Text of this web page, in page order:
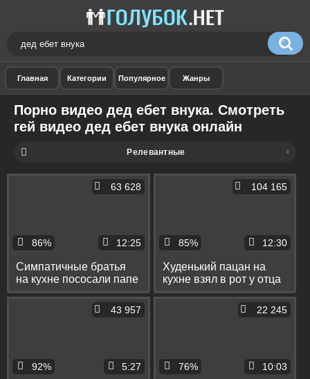
Порно видео дед ебет внука. Смотреть
гей видео дед ебет внука онлайн
Релевантные
86%
63 628
12:25
Симпатичные братья
на кухне пососали папе
и деду и поеблись с
85%
104 165
12:30
Худенький пацан на
кухне взял в рот у отца
и деда и трахнулся с
92%
43 957
5:27 76%
22 245
10:03